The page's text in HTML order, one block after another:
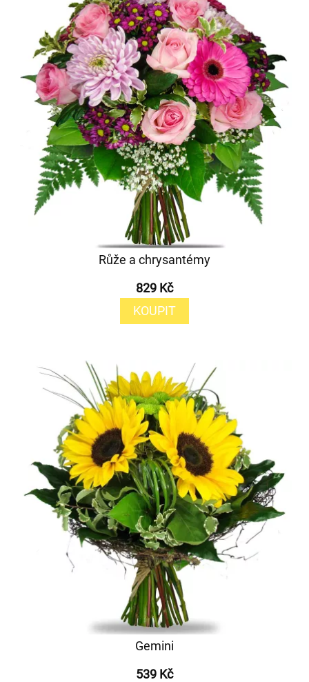
Růže a chrysantémy
829 Kč
KOUPIT
Gemini
539 Kč